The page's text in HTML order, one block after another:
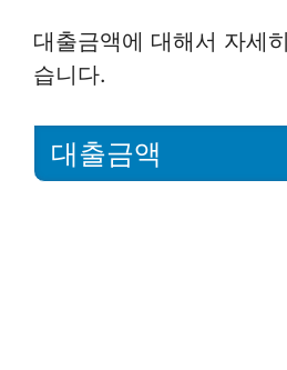
대출금액에 대해서 자세
습니다.
대출금액